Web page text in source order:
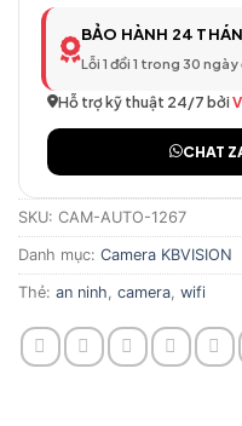
BẢO HÀNH 24
Lỗi 1 đổi 1 trong 30
Hỗ trợ kỹ thuật 24/7 bởi
CHAT
SKU: CAM-AUTO-1267
Danh mục: Camera KBVISION
Thẻ: an ninh camera wifi